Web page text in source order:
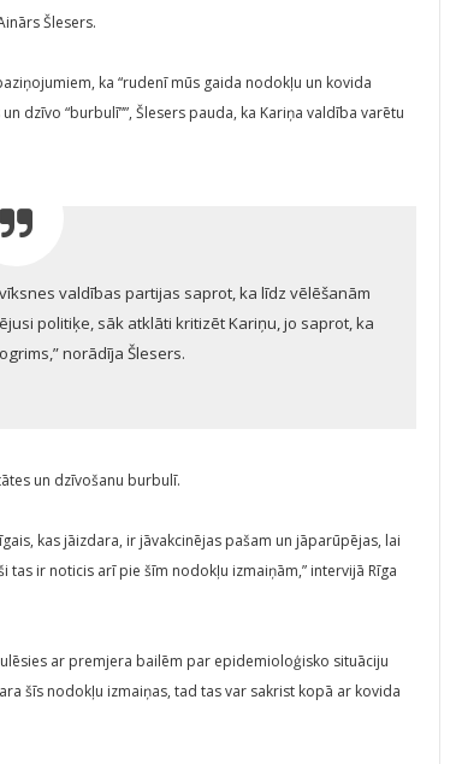
Šlesers.
ka “rudenī mūs gaida nodokļu un kovida
dzīvo “burbulī””, Šlesers pauda, ka Kariņa valdība varētu
valdības partijas saprot, ka līdz vēlēšanām
politiķe, sāk atklāti kritizēt Kariņu, jo saprot, ka
norādīja Šlesers.
un dzīvošanu burbulī.
kas jāizdara, ir jāvakcinējas pašam un jāparūpējas, lai
ir noticis arī pie šīm nodokļu izmaiņām,” intervijā Rīga
ar premjera bailēm par epidemioloģisko situāciju
šīs nodokļu izmaiņas, tad tas var sakrist kopā ar kovida